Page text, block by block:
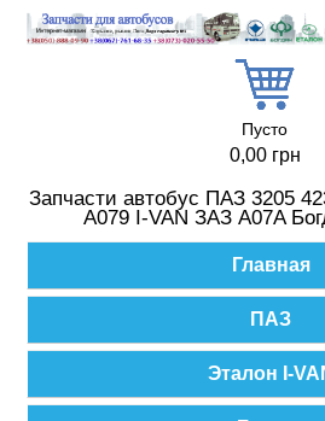
Пусто
0,00 грн
Запчасти автобус ПАЗ 3205
А079 I-VAN ЗАЗ A07A
Главная
ПАЗ
Эталон I-